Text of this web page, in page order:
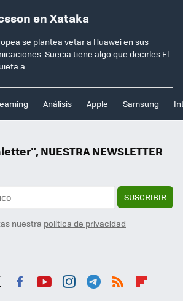
en Xataka
se plantea vetar a Huawei en sus
Suecia tiene algo que decirles.El
a..
Análisis Apple Samsung
NUESTRA NEWSLETTER
SUSCRIBIR
nuestra política de privacidad